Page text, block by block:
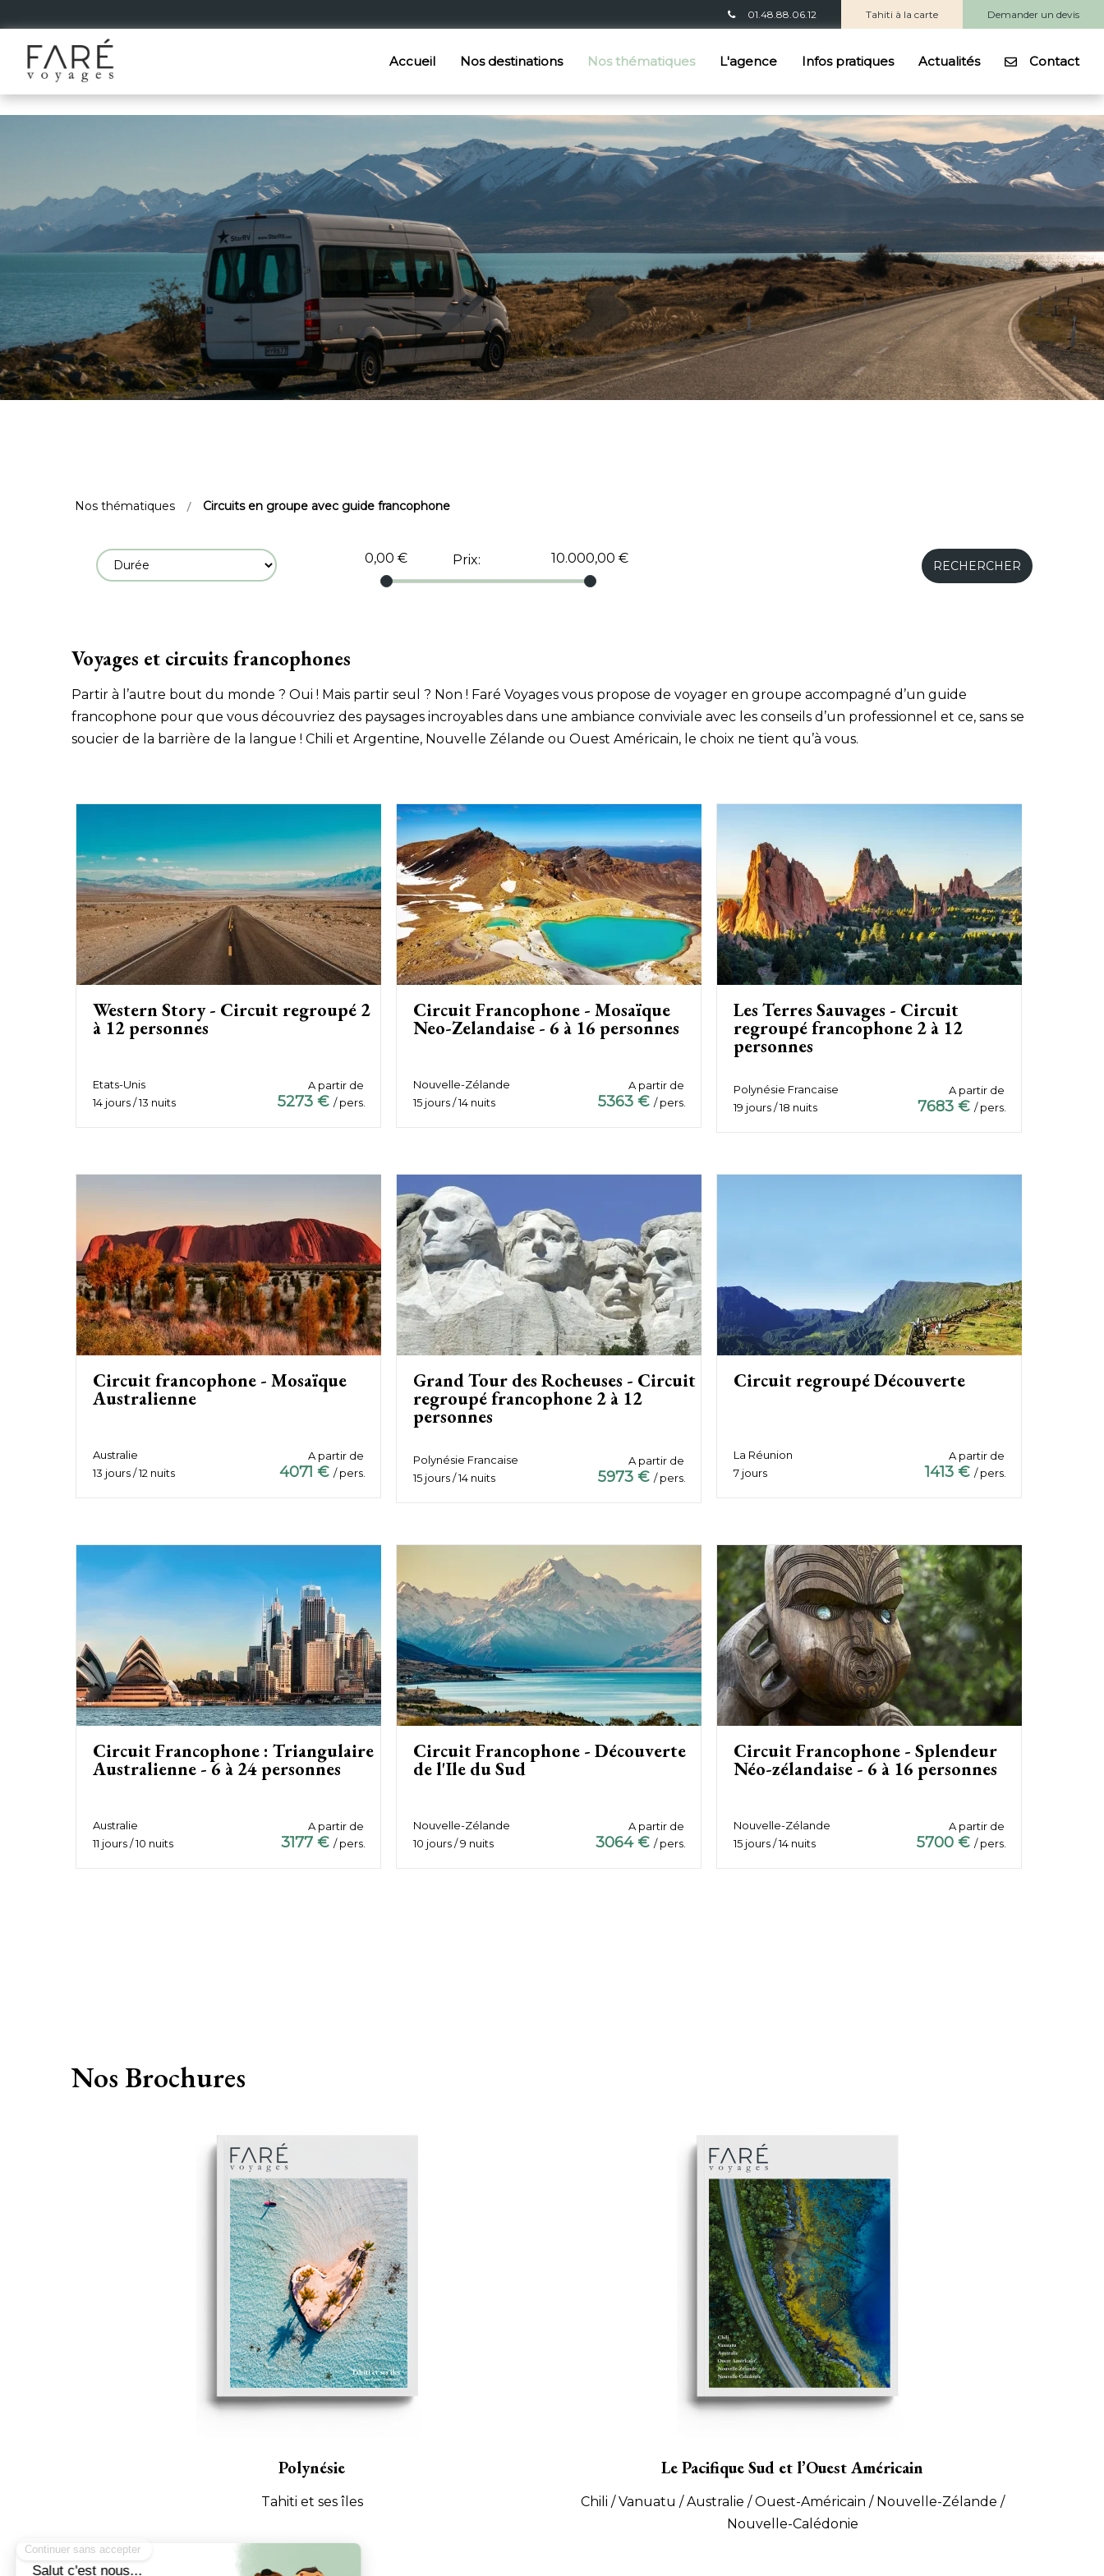
01.48.88.06.12 Tahiti à la carte Demander un devis
Accueil Nos destinations Nos thématiques L'agence Infos pratiques Actualités Contact
Nos thématiques Circuits en groupe avec guide francophone
Prix:
0,00 € 10.000,00 €
Voyages et circuits francophones
Partir à l’autre bout du monde ? Oui ! Mais partir seul ? Non ! Faré Voyages vous propose de voyager en groupe accompagné d’un guide
francophone pour que vous découvriez des paysages incroyables dans une ambiance conviviale avec les conseils d’un professionnel et ce, sans se
soucier de la barrière de la langue ! Chili et Argentine, Nouvelle Zélande ou Ouest Américain, le choix ne tient qu’à vous.
Western Story - Circuit regroupé 2
à 12 personnes
Etats-Unis
14 jours / 13 nuits
A partir de
5273 € / pers.
Circuit Francophone - Mosaïque
Neo-Zelandaise - 6 à 16 personnes
Nouvelle-Zélande
15 jours / 14 nuits
A partir de
5363 € / pers.
Les Terres Sauvages - Circuit
regroupé francophone 2 à 12
personnes
Polynésie Francaise
19 jours / 18 nuits
A partir de
7683 € / pers.
Circuit francophone - Mosaïque
Australienne
Australie
13 jours / 12 nuits
A partir de
4071 € / pers.
Grand Tour des Rocheuses - Circuit
regroupé francophone 2 à 12
personnes
Polynésie Francaise
15 jours / 14 nuits
A partir de
5973 € / pers.
Circuit regroupé Découverte
La Réunion
7 jours
A partir de
1413 € / pers.
Circuit Francophone : Triangulaire
Australienne - 6 à 24 personnes
Australie
11 jours / 10 nuits
A partir de
3177 € / pers.
Circuit Francophone - Découverte
de l'Ile du Sud
Nouvelle-Zélande
10 jours / 9 nuits
A partir de
3064 € / pers.
Circuit Francophone - Splendeur
Néo-zélandaise - 6 à 16 personnes
Nouvelle-Zélande
15 jours / 14 nuits
A partir de
5700 € / pers.
Nos Brochures
Polynésie
Tahiti et ses îles
Le Pacifique Sud et l’Ouest Américain
Chili / Vanuatu / Australie / Ouest-Américain / Nouvelle-Zélande /
Nouvelle-Calédonie